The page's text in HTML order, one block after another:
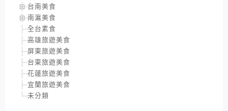
台南美食
南瀛美食
全台素食
高雄旅遊美食
屏東旅遊美食
台東旅遊美食
花蓮旅遊美食
宜蘭旅遊美食
未分類